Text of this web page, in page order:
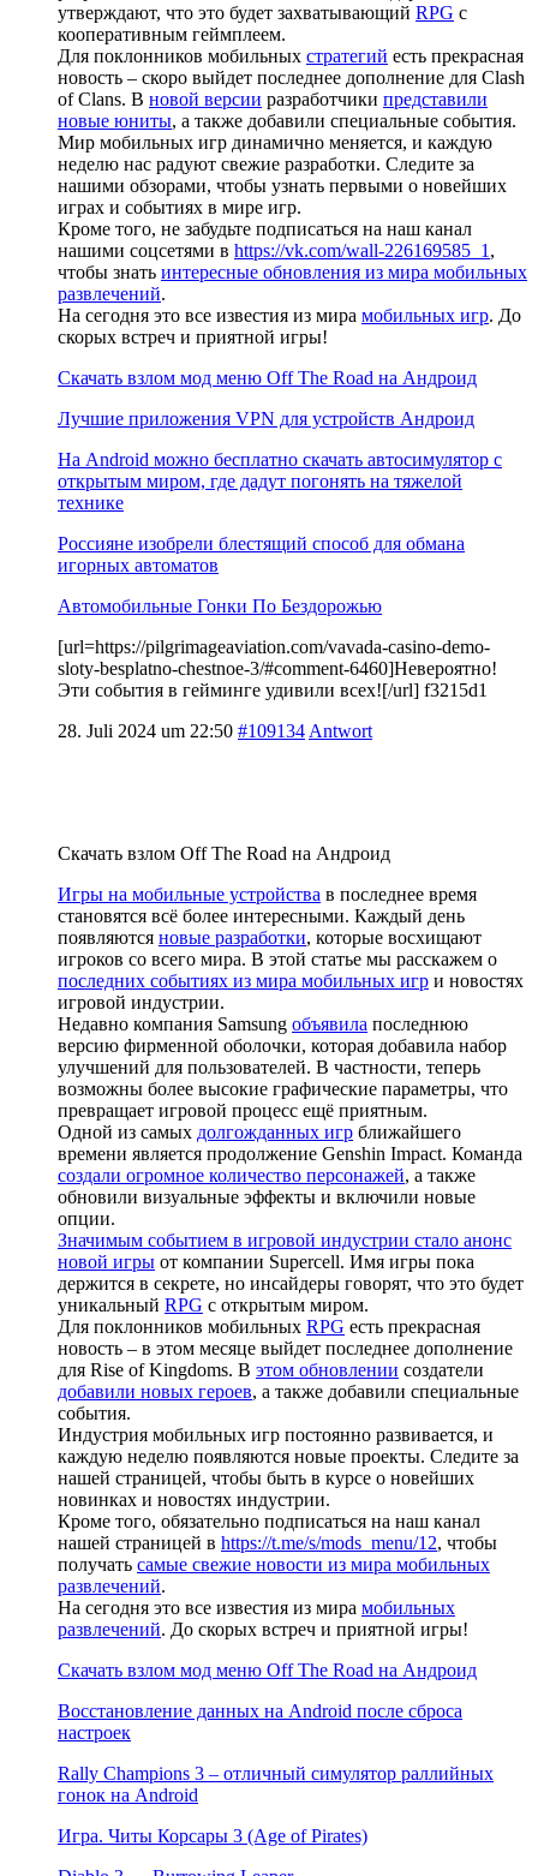
утверждают, что это будет захватывающий RPG с
кооперативным геймплеем.
Для поклонников мобильных стратегий есть прекрасная
новость – скоро выйдет последнее дополнение для Clash
of Clans. В новой версии разработчики представили
новые юниты, а также добавили специальные события.
Мир мобильных игр динамично меняется, и каждую
неделю нас радуют свежие разработки. Следите за
нашими обзорами, чтобы узнать первыми о новейших
играх и событиях в мире игр.
Кроме того, не забудьте подписаться на наш канал
нашими соцсетями в https://vk.com/wall-226169585_1 ,
чтобы знать интересные обновления из мира мобильных
развлечений.
На сегодня это все известия из мира мобильных игр. До
скорых встреч и приятной игры!
Скачать взлом мод меню Off The Road на Андроид
Лучшие приложения VPN для устройств Андроид
На Android можно бесплатно скачать автосимулятор с
открытым миром, где дадут погонять на тяжелой
технике
Россияне изобрели блестящий способ для обмана
игорных автоматов
Автомобильные Гонки По Бездорожью
[url=https://pilgrimageaviation.com/vavada-casino-demo-
sloty-besplatno-chestnoe-3/#comment-6460]Невероятно!
Эти события в гейминге удивили всех![/url] f3215d1
28. Juli 2024 um 22:50 #109134 Antwort
Скачать взлом Off The Road на Андроид
Игры на мобильные устройства в последнее время
становятся всё более интересными. Каждый день
появляются новые разработки, которые восхищают
игроков со всего мира. В этой статье мы расскажем о
последних событиях из мира мобильных игр и новостях
игровой индустрии.
Недавно компания Samsung объявила последнюю
версию фирменной оболочки, которая добавила набор
улучшений для пользователей. В частности, теперь
возможны более высокие графические параметры, что
превращает игровой процесс ещё приятным.
Одной из самых долгожданных игр ближайшего
времени является продолжение Genshin Impact. Команда
создали огромное количество персонажей, а также
обновили визуальные эффекты и включили новые
опции.
Значимым событием в игровой индустрии стало анонс
новой игры от компании Supercell. Имя игры пока
держится в секрете, но инсайдеры говорят, что это будет
уникальный RPG с открытым миром.
Для поклонников мобильных RPG есть прекрасная
новость – в этом месяце выйдет последнее дополнение
для Rise of Kingdoms. В этом обновлении создатели
добавили новых героев, а также добавили специальные
события.
Индустрия мобильных игр постоянно развивается, и
каждую неделю появляются новые проекты. Следите за
нашей страницей, чтобы быть в курсе о новейших
новинках и новостях индустрии.
Кроме того, обязательно подписаться на наш канал
нашей страницей в https://t.me/s/mods_menu/12, чтобы
получать самые свежие новости из мира мобильных
развлечений.
На сегодня это все известия из мира мобильных
развлечений. До скорых встреч и приятной игры!
Скачать взлом мод меню Off The Road на Андроид
Восстановление данных на Android после сброса
настроек
Rally Champions 3 – отличный симулятор раллийных
гонок на Android
Игра. Читы Корсары 3 (Age of Pirates)